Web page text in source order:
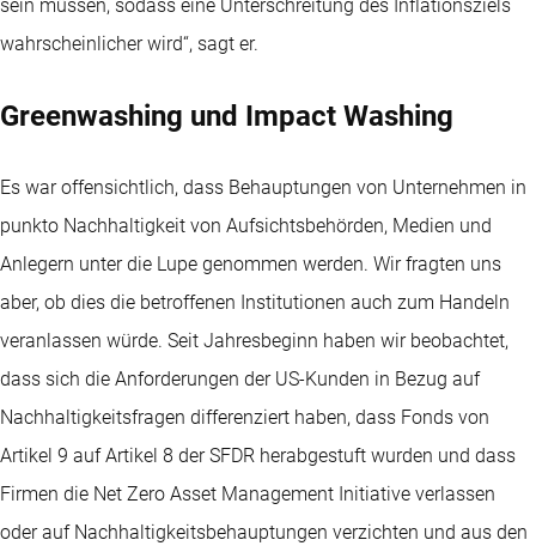
sein müssen, sodass eine Unterschreitung des Inflationsziels
wahrscheinlicher wird“, sagt er.
Greenwashing und Impact Washing
Es war offensichtlich, dass Behauptungen von Unternehmen in
punkto Nachhaltigkeit von Aufsichtsbehörden, Medien und
Anlegern unter die Lupe genommen werden. Wir fragten uns
aber, ob dies die betroffenen Institutionen auch zum Handeln
veranlassen würde. Seit Jahresbeginn haben wir beobachtet,
dass sich die Anforderungen der US-Kunden in Bezug auf
Nachhaltigkeitsfragen differenziert haben, dass Fonds von
Artikel 9 auf Artikel 8 der SFDR herabgestuft wurden und dass
Firmen die Net Zero Asset Management Initiative verlassen
oder auf Nachhaltigkeitsbehauptungen verzichten und aus den